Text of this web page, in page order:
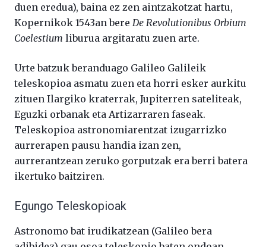
duen eredua), baina ez zen aintzakotzat hartu,
Kopernikok 1543an bere De Revolutionibus Orbium
Coelestium liburua argitaratu zuen arte.
Urte batzuk beranduago Galileo Galileik
teleskopioa asmatu zuen eta horri esker aurkitu
zituen Ilargiko kraterrak, Jupiterren sateliteak,
Eguzki orbanak eta Artizarraren faseak.
Teleskopioa astronomiarentzat izugarrizko
aurrerapen pausu handia izan zen,
aurrerantzean zeruko gorputzak era berri batera
ikertuko baitziren.
Egungo Teleskopioak
Astronomo bat irudikatzean (Galileo bera